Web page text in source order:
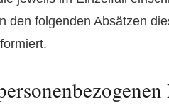
den folgenden Absätzen